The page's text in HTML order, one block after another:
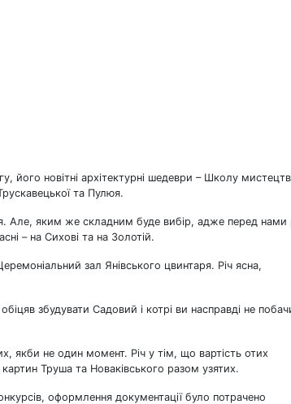
його новітні архітектурні шедеври – Школу
та Пулюя.
Але, яким же складним буде вибір, адже перед нами
– на Сихові та на Золотій.
зал Янівського цвинтаря. Річ ясна,
збудувати Садовий і котрі ви насправді не
якби не один момент. Річ у тім, що вартість отих
Труша та Новаківського разом узятих.
оформлення документації було потрачено